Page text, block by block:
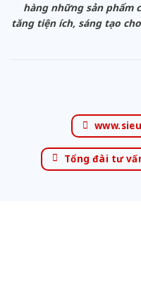
hàng những sản phẩm
tăng tiện ích, sáng tạo
Tổng đài tư